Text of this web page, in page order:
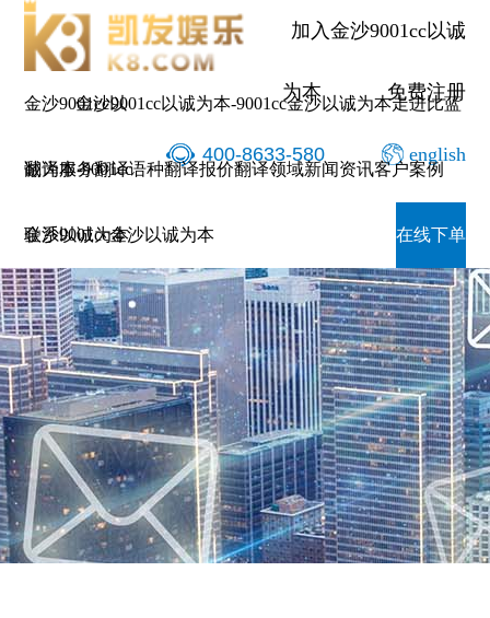
加入金沙9001cc以诚
为本 免费注册
400-8633-580 english
金沙9001cc以
诚为本-9001cc
金沙以诚为本
金沙9001cc以诚为本-9001cc金沙以诚为本走进比蓝
翻译服务翻译语种翻译报价翻译领域新闻资讯客户案例
联系9001cc金沙以诚为本 在线下单